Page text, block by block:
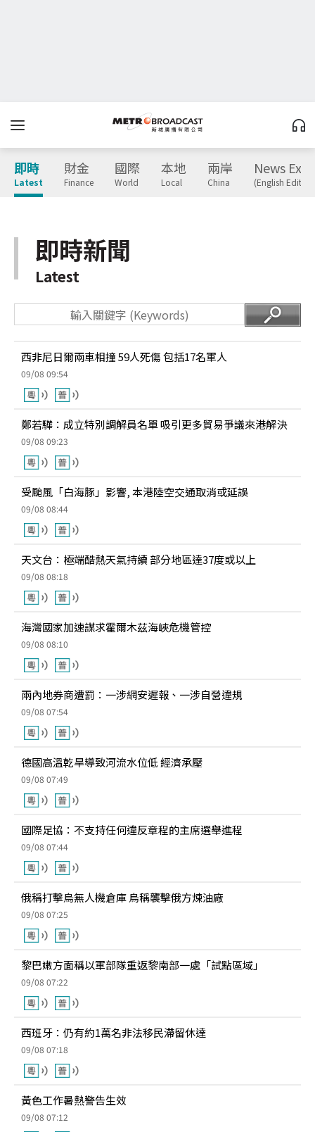
即時
Latest
財金
Finance
國際
World
本地
Local
兩岸
China
News
(English
即時新聞
Latest
西非尼日爾兩車相撞 59人死傷 包括17名軍人
09/08 09:54
鄭若驊：成立特別調解員名單 吸引更多貿易爭議來港解決
09/08 09:23
受颱風「白海豚」影響, 本港陸空交通取消或延誤
09/08 08:44
天文台：極端酷熱天氣持續 部分地區達37度或以上
09/08 08:18
海灣國家加速謀求霍爾木茲海峽危機管控
09/08 08:10
兩內地券商遭罰：一涉網安遲報、一涉自營違規
09/08 07:54
德國高溫乾旱導致河流水位低 經濟承壓
09/08 07:49
國際足協：不支持任何違反章程的主席選舉進程
09/08 07:44
俄稱打擊烏無人機倉庫 烏稱襲擊俄方煉油廠
09/08 07:25
黎巴嫩方面稱以軍部隊重返黎南部一處「試點區域」
09/08 07:22
西班牙：仍有約1萬名非法移民滯留休達
09/08 07:18
黃色工作暑熱警告生效
09/08 07:12